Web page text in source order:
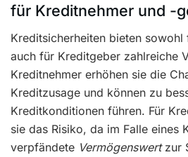
für Kreditnehmer und -
Kreditsicherheiten bieten
auch für Kreditgeber zahlreiche
Kreditnehmer erhöhen sie die
Kreditzusage und können zu
Kreditkonditionen führen. Für
sie das Risiko, da im Falle eines
verpfändete Vermögenswertzur